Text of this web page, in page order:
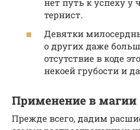
нет путь к успеху у
тернист.
Девятки
о других даже
отсутствие в коде
некоей грубости и
Применение в магии
Прежде всего, дадим